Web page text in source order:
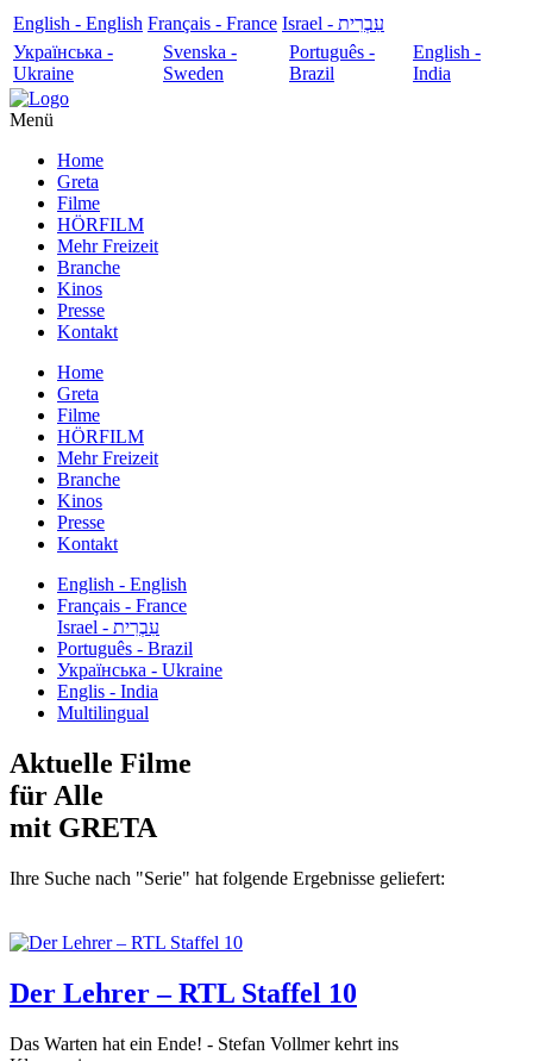
English - English Français - France
עִבְרִית - Israel
Українська -
Ukraine
Svenska -
Sweden
Português -
Brazil
English -
India
Menü
Home
Greta
Filme
HÖRFILM
Mehr Freizeit
Branche
Kinos
Presse
Kontakt
Home
Greta
Filme
HÖRFILM
Mehr Freizeit
Branche
Kinos
Presse
Kontakt
English - English
Français - France
עִבְרִית - Israel
Português - Brazil
Українська - Ukraine
Englis - India
Multilingual
Aktuelle Filme
für Alle
mit GRETA
Ihre Suche nach "Serie" hat folgende Ergebnisse geliefert:
Der Lehrer – RTL Staffel 10
Das Warten hat ein Ende! - Stefan Vollmer kehrt ins